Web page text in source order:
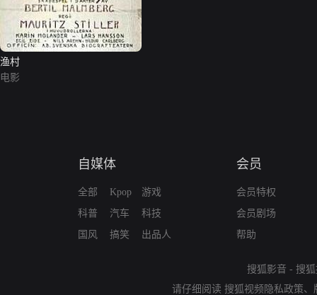
渔村
电影
自媒体
全部
科普
国风
Kpop
汽车
搞笑
游戏
科技
出品人
会员
会员特权
会员剧场
帮助
搜狐影音 - 搜
请仔细阅读 搜狐视频隐私政策、